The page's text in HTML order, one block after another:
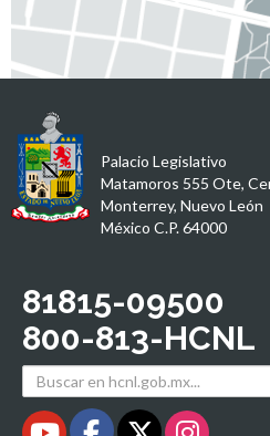
Palacio Legislativo
Matamoros 555 Ote,
Monterrey, Nuevo León
México C.P. 64000
81815-09500
800-813-HCNL